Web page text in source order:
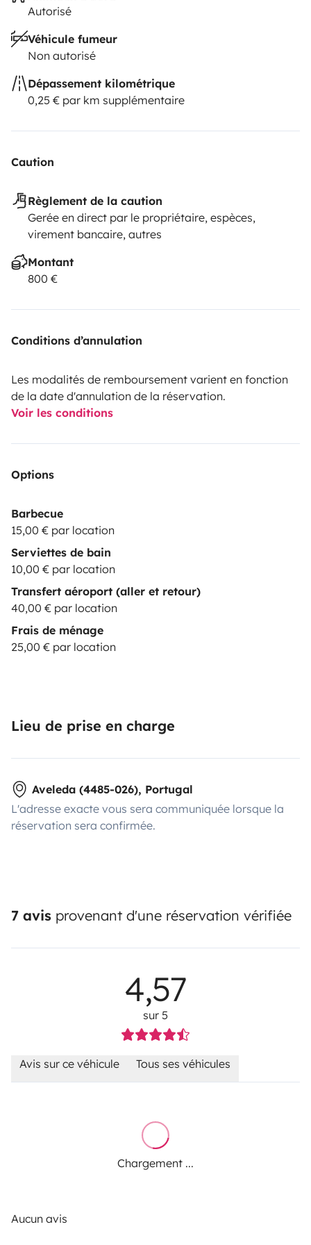
Autorisé
Véhicule fumeur
Non autorisé
Dépassement kilométrique
0,25 € par km supplémentaire
Caution
Règlement de la caution
Gerée en direct par le propriétaire, espèces,
virement bancaire, autres
Montant
800 €
Conditions d’annulation
Les modalités de remboursement varient en fonction
de la date d'annulation de la réservation.
Voir les conditions
Options
Barbecue
15,00 € par location
Serviettes de bain
10,00 € par location
Transfert aéroport (aller et retour)
40,00 € par location
Frais de ménage
25,00 € par location
Lieu de prise en charge
Aveleda (4485-026), Portugal
L'adresse exacte vous sera communiquée lorsque la
réservation sera confirmée.
7 avis provenant d'une réservation vérifiée
4,57
sur 5
Avis sur ce véhicule Tous ses véhicules
Chargement ...
Aucun avis